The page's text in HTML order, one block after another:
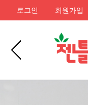
로그인 회원가입